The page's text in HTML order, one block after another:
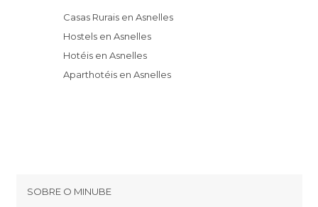
Casas Rurais en Asnelles
Hostels en Asnelles
Hotéis en Asnelles
Aparthotéis en Asnelles
SOBRE O MINUBE